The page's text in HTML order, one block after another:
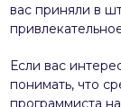
вас приняли в
Если вас
понимать, что
программиста